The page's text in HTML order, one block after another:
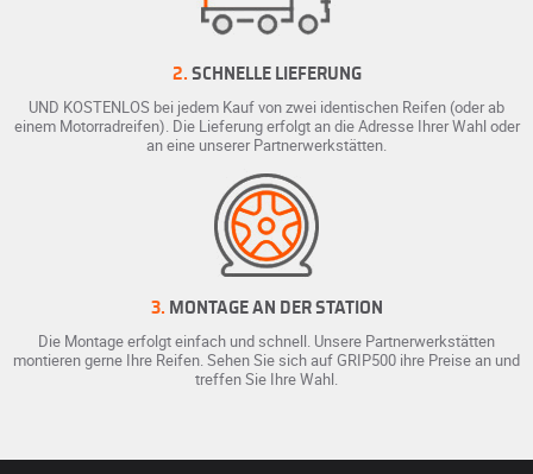
2. SCHNELLE LIEFERUNG
UND KOSTENLOS bei jedem Kauf von zwei identischen Reifen (oder ab
einem Motorradreifen). Die Lieferung erfolgt an die Adresse Ihrer Wahl oder
an eine unserer Partnerwerkstätten.
3. MONTAGE AN DER STATION
Die Montage erfolgt einfach und schnell. Unsere Partnerwerkstätten
montieren gerne Ihre Reifen. Sehen Sie sich auf GRIP500 ihre Preise an und
treffen Sie Ihre Wahl.